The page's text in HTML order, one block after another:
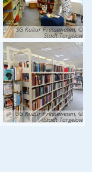
SG Kultur Pressewesen, ©
Stadt Torgelow
SG Kultur Pressewesen, ©
Stadt Torgelow